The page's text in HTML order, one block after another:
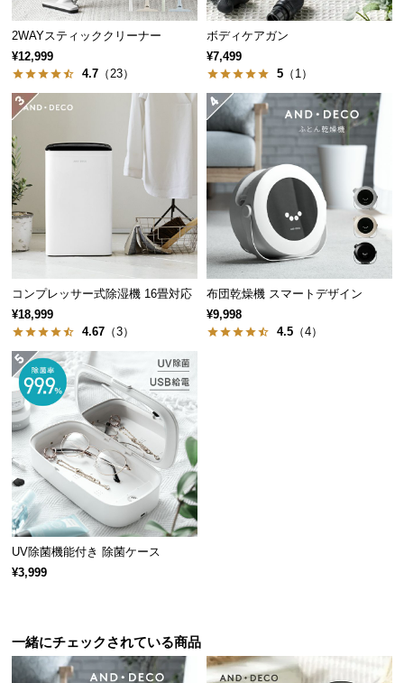
い
て
中
型
商
に
つ
て
小
商
品
の
配
送
に
つ
い
て
開
置
サ
ー
最も除菌力が高い波長のUVCライト
紫外線ライトの種類は、紫外線の中で最も除菌力が
高いとされる260nm近くの波長をもつUVCライトを
香りづけできるアロマ併用モード
除菌と同時に香りづけできるアロマ+UVCモードを搭
載。ホールにアロマを垂らしてお好みの香りをお楽
しみ下さい。
2WAYスティッククリーナー
¥12,999
4.7 （23）
ボディケアガン
¥7,499
5 （1）
コンプレッサー式除湿機 16畳対応
¥18,999
4.67 （3）
布団乾燥機 スマートデザイン
¥9,998
4.5 （4）
UV除菌機能付き 除菌ケース
¥3,999
一緒にチェックされている商品